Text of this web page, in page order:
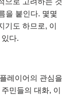
을 붙인다. 몇몇
기도 하므로, 이
다.
레이어의 관심을
민들의 대화, 이